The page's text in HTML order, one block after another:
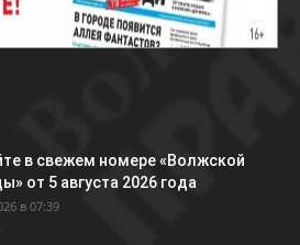
в свежем номере «Волжской
от 5 августа 2026 года
в 07:39